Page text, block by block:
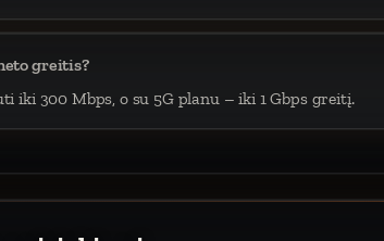
greitis?
iki 300 Mbps, o su 5G planu – iki 1 Gbps greitį.